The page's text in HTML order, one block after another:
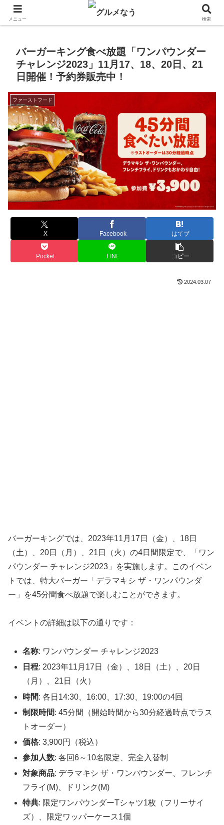
飲食店キャンペーン・食品飲料お菓子新発売のグルメニュース。
バーガーキング食べ放題「ワンパウンダー
チャレンジ2023」11月17、18、20日、21
日開催！予約券販売中！
ファーストフード
X Facebook はてブ
Pocket LINE コピー
2024.03.07
バーガーキングでは、2023年11月17日（金）、18日
（土）、20日（月）、21日（火）の4日間限定で、「ワン
パウンダー チャレンジ2023」を実施します。このイベン
トでは、特大バーガー「デラマキシ ザ・ワンパウンダ
ー」を45分間食べ放題で楽しむことができます。
イベントの詳細は以下の通りです：
名称: ワンパウンダー チャレンジ2023
日程: 2023年11月17日（金）、18日（土）、20日
（月）、21日（火）
時間: 各日14:30、16:00、17:30、19:00の4回
制限時間: 45分間（開始時間から30分経過時点でラス
トオーダー）
価格: 3,900円（税込）
参加人数: 各回6～10名限定、完全入替制
対象商品: デラマキシ ザ・ワンパウンダー、フレンチ
フライ(M)、ドリンク(M)
特典: 限定ワンパウンダーTシャツ1枚（フリーサイ
ズ）、限定ワッパーケース1個
メニュー 検索